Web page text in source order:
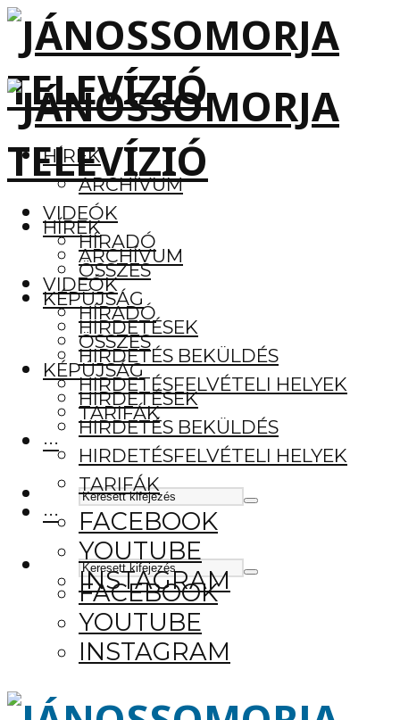
HÍREK
ARCHÍVUM
VIDEÓK
HÍRADÓ
ÖSSZES
KÉPÚJSÁG
HIRDETÉSEK
HIRDETÉS BEKÜLDÉS
HIRDETÉSFELVÉTELI HELYEK
TARIFÁK
···
FACEBOOK
YOUTUBE
INSTAGRAM
HÍREK
ARCHÍVUM
VIDEÓK
HÍRADÓ
ÖSSZES
KÉPÚJSÁG
HIRDETÉSEK
HIRDETÉS BEKÜLDÉS
HIRDETÉSFELVÉTELI HELYEK
TARIFÁK
···
FACEBOOK
YOUTUBE
INSTAGRAM